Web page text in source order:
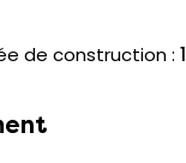
de construction :